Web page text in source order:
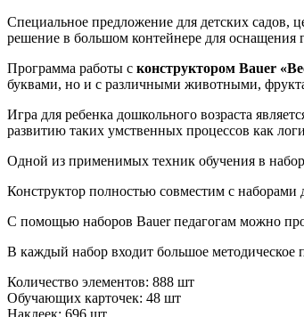
Специальное предложение для детских садов,
решение в большом контейнере для оснащения
Программа работы с конструктором Bauer
буквами, но и с различными животными,
Игра для ребенка дошкольного возраста
развитию таких умственных процессов как
Одной из применимых техник обучения в
Конструктор полностью совместим с наборами
С помощью наборов Bauer педагогам можно
В каждый набор входит большое методическое
Количество элементов: 888 шт
Обучающих карточек: 48 шт
Наклеек: 696 шт